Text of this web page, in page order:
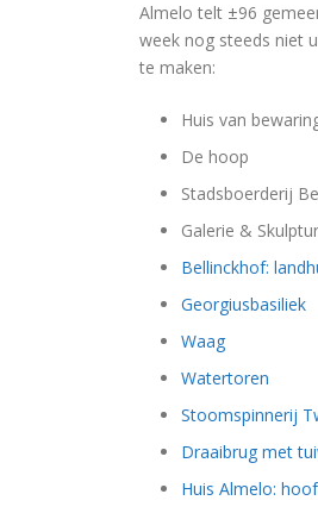
Almelo telt ±96
week nog steeds niet
te maken:
Huis van
De hoop
Stadsboerderij
Galerie &
Bellinckhof:
Georgiusbasiliek
Waag
Watertoren
Stoomspinnerij
Draaibrug met
Huis Almelo: